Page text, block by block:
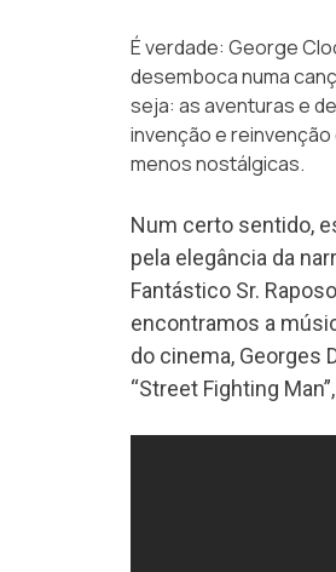
É verdade: George
desemboca numa
seja: as aventuras e
invenção e
menos nostálgicas.
Num certo sentido,
pela elegância da
Fantástico Sr.
encontramos a
do cinema, Georges
“Street Fighting